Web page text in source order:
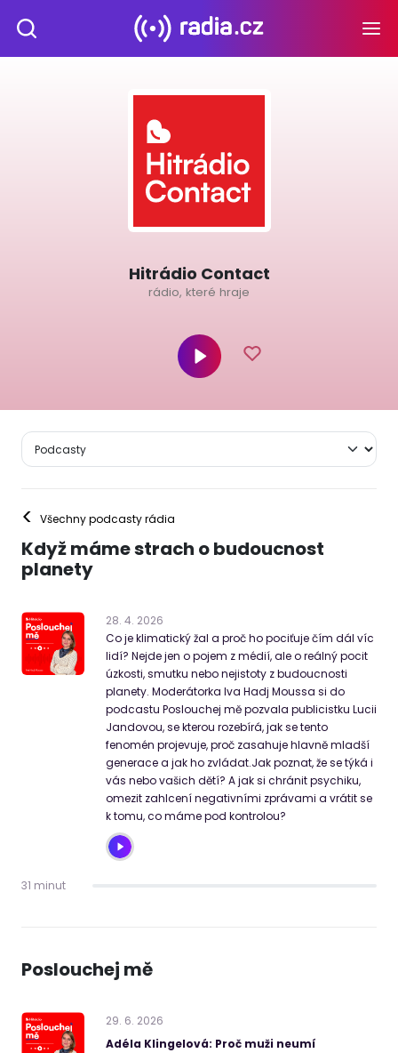
Hitrádio Contact
rádio, které hraje
< Všechny podcasty rádia
Když máme strach o budoucnost
planety
28. 4. 2026
Co je klimatický žal a proč ho pociťuje čím dál víc
lidí? Nejde jen o pojem z médií, ale o reálný pocit
úzkosti, smutku nebo nejistoty z budoucnosti
planety. Moderátorka Iva Hadj Moussa si do
podcastu Poslouchej mě pozvala publicistku Lucii
Jandovou, se kterou rozebírá, jak se tento
fenomén projevuje, proč zasahuje hlavně mladší
generace a jak ho zvládat.Jak poznat, že se týká i
vás nebo vašich dětí? A jak si chránit psychiku,
omezit zahlcení negativními zprávami a vrátit se
k tomu, co máme pod kontrolou?
31 minut
Poslouchej mě
29. 6. 2026
Adéla Klingelová: Proč muži neumí